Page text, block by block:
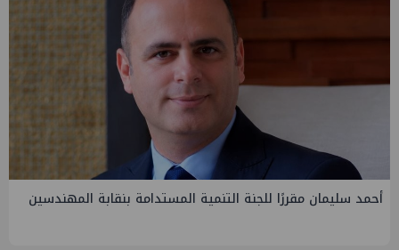
PMS تنهي أعمال إنزال الخطوط البحرية الثلاث بمشروع المرحلة